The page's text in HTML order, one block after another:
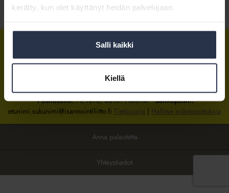
kerätty, kun olet käyttänyt heidän palvelujaan.
Salli kaikki
Kiellä
Tietoa jäsenyydestä
IsännöintiliittoIsännöintiliittoIsännöintiliitto
Isännöintiliiton toimistosijaitsee Hakaniemessä Helsingissä.
Postiosoite:PL 1370, 00101 HelsinkiSähköpostit:
etunimi.sukunimi@isannointiliitto.fi Tietosuoja | Hallitse evästeasetuksia
Anna palautetta
Yhteystiedot